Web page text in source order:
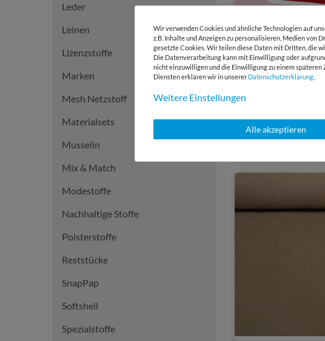
Leder
Leinen
Lizenzstoffe
Marken
Mesh Netzstoff
Materialsets
Musselin
Mix & Match
Modestoffe
Nachhaltige Stoffe
Polsterstoffe
Reststücke
SnapPap
Softshell
Spezialstoffe
Wir verwenden Cookies und ähnliche Technologien auf
z.B. Inhalte und Anzeigen zu personalisieren, Medien
gesetzte Cookies. Wir teilen diese Daten mit Dritten, die
Die Datenverarbeitung kann mit Einwilligung oder
nicht einzuwilligen und die Einwilligung zu einem
Diensten erklären wir in unserer Daten­schutz­erklärung
Weitere Einstellungen
Alle akzeptieren